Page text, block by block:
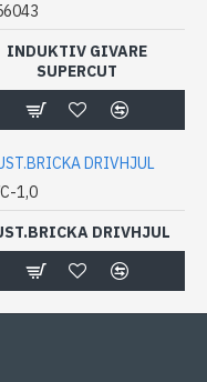
INDUKTIV GIVARE
SUPERCUT
1,0
DRIVHJUL